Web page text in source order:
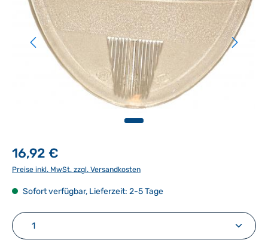
16,92 €
Preise inkl. MwSt. zzgl. Versandkosten
Sofort verfügbar, Lieferzeit: 2-5 Tage
Produkt Anzahl: Gib den gewünschten Wert ein